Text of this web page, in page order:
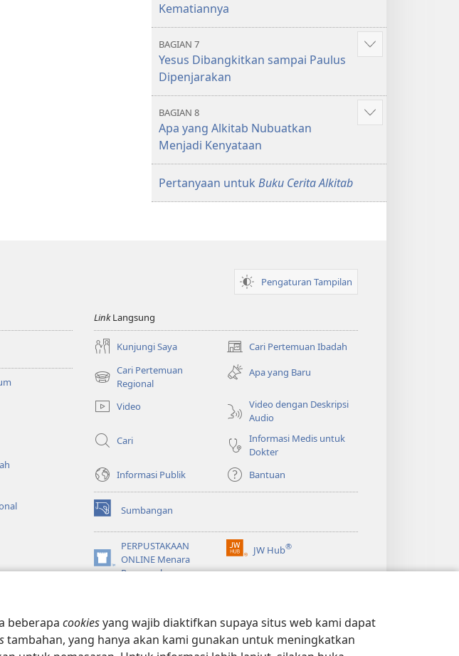
beberapa cookiesyang wajib diaktifkan supaya situs web kami dapat
tambahan, yang hanya akan kami gunakan untuk meningkatkan
Kematiannya
BAGIAN 7
Yesus Dibangkitkan sampai Paulus
Dipenjarakan
Tampilkan
BAGIAN 8
Apa yang Alkitab Nubuatkan
Menjadi Kenyataan
Tampilkan
Pertanyaan untuk Buku Cerita Alkitab
Pengaturan Tampilan
LinkLangsung
Kunjungi Saya Cari Pertemuan Ibadah
(terbuka
di
window
Cari Pertemuan
Regional
(terbuka
window
Apa yang Baru
Video
Video dengan Deskripsi
Audio
Cari
Informasi Medis untuk
Dokter
Informasi Publik
Bantuan
Sumbangan
(terbuka
di
window
baru)
PERPUSTAKAAN
ONLINE Menara
Pengawal
(terbuka
JW Hub®
(terbuka
di